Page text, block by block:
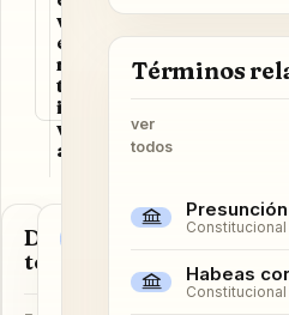
v
e
n
t
i
v
a
e
l
i
t
Datos del
término
Norma
artículos
Términos
ver
todos
Constitucional
Habeas
Constitucional